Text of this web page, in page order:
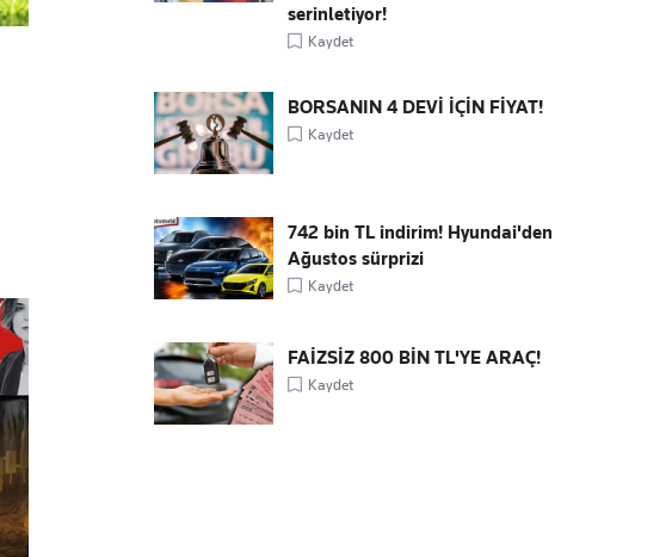
serinletiyor!
Kaydet
BORSANIN 4 DEVİ İÇİN FİYAT!
Kaydet
742 bin TL indirim! Hyundai'den
Ağustos sürprizi
Kaydet
FAİZSİZ 800 BİN TL'YE ARAÇ!
Kaydet